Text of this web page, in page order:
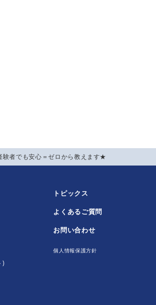
者でも安心＝ゼロから教えます★
)
トピックス
よくあるご質問
お問い合わせ
個人情報保護方針